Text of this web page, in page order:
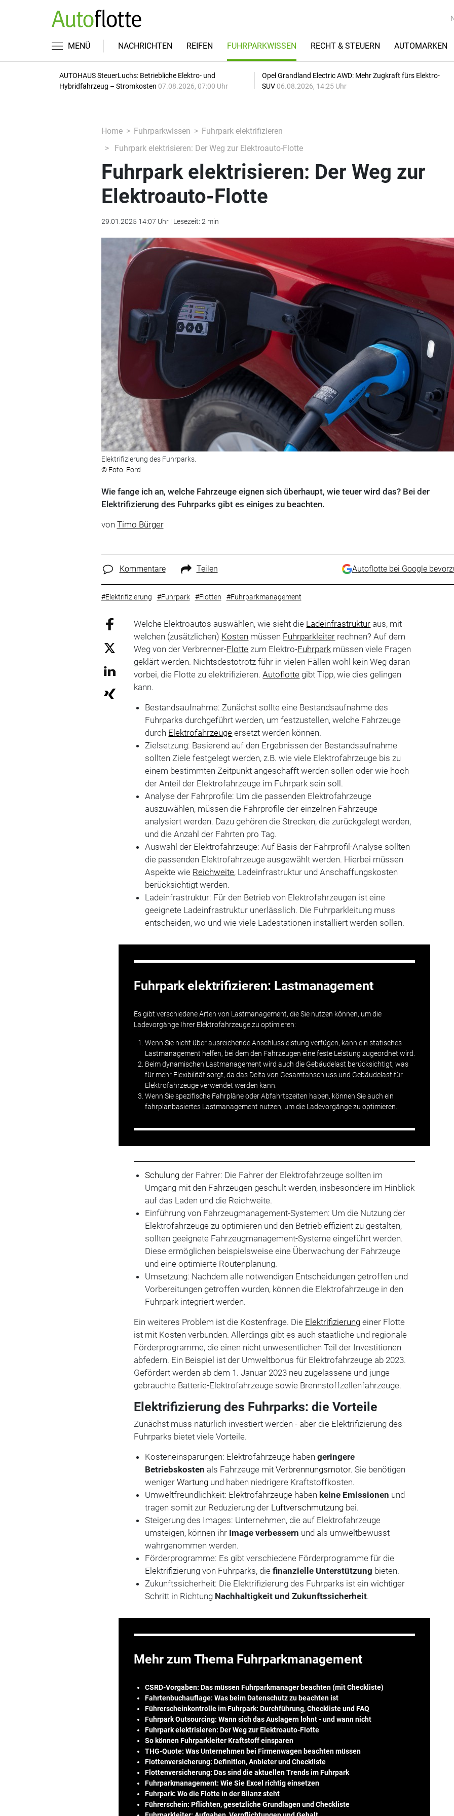
MENÜ NACHRICHTEN REIFEN FUHRPARKWISSEN RECHT & STEUERN AUTOMARKEN
AUTOHAUS SteuerLuchs: Betriebliche Elektro- und
Hybridfahrzeug – Stromkosten 07.08.2026, 07:00 Uhr
Opel Grandland Electric AWD: Mehr Zugkraft fürs Elektro-
SUV 06.08.2026, 14:25 Uhr
Home Fuhrparkwissen
Fuhrpark elektrifizieren
Fuhrpark elektrisieren: Der Weg zur Elektroauto-Flotte
Fuhrpark elektrisieren: Der Weg zur
Elektroauto-Flotte
29.01.2025 14:07 Uhr | Lesezeit: 2 min
Elektrifizierung des Fuhrparks.
© Foto: Ford
Wie fange ich an, welche Fahrzeuge eignen sich überhaupt, wie teuer wird das? Bei der
Elektrifizierung des Fuhrparks gibt es einiges zu beachten.
von Timo Bürger
Kommentare Teilen Autoflotte bei Google
#Elektrifizierung #Fuhrpark #Flotten #Fuhrparkmanagement
Welche Elektroautos auswählen, wie sieht die Ladeinfrastruktur aus, mit
welchen (zusätzlichen) Kosten müssen Fuhrparkleiter rechnen? Auf dem
Weg von der Verbrenner-Flotte zum Elektro-Fuhrpark müssen viele Fragen
geklärt werden. Nichtsdestotrotz führ in vielen Fällen wohl kein Weg daran
vorbei, die Flotte zu elektrifizieren.Autoflotte gibt Tipp, wie dies gelingen
kann.
Bestandsaufnahme: Zunächst sollte eine Bestandsaufnahme des
Fuhrparks durchgeführt werden, um festzustellen, welche Fahrzeuge
durch Elektrofahrzeuge ersetzt werden können.
Zielsetzung: Basierend auf den Ergebnissen der Bestandsaufnahme
sollten Ziele festgelegt werden, z.B. wie viele Elektrofahrzeuge bis zu
einem bestimmten Zeitpunkt angeschafft werden sollen oder wie hoch
der Anteil der Elektrofahrzeuge im Fuhrpark sein soll.
Analyse der Fahrprofile: Um die passenden Elektrofahrzeuge
auszuwählen, müssen die Fahrprofile der einzelnen Fahrzeuge
analysiert werden. Dazu gehören die Strecken, die zurückgelegt werden,
und die Anzahl der Fahrten pro Tag.
Auswahl der Elektrofahrzeuge: Auf Basis der Fahrprofil-Analyse sollten
die passenden Elektrofahrzeuge ausgewählt werden. Hierbei müssen
Aspekte wie Reichweite, Ladeinfrastruktur und Anschaffungskosten
berücksichtigt werden.
Ladeinfrastruktur: Für den Betrieb von Elektrofahrzeugen ist eine
geeignete Ladeinfrastruktur unerlässlich. Die Fuhrparkleitung muss
entscheiden, wo und wie viele Ladestationen installiert werden sollen.
Fuhrpark elektrifizieren: Lastmanagement
Es gibt verschiedene Arten von Lastmanagement, die Sie nutzen können, um die
Ladevorgänge Ihrer Elektrofahrzeuge zu optimieren:
Wenn Sie nicht über ausreichende Anschlussleistung verfügen, kann ein statisches
Lastmanagement helfen, bei dem den Fahrzeugen eine feste Leistung zugeordnet wird.
Beim dynamischen Lastmanagement wird auch die Gebäudelast berücksichtigt, was
für mehr Flexibilität sorgt, da das Delta von Gesamtanschluss und Gebäudelast für
Elektrofahrzeuge verwendet werden kann.
Wenn Sie spezifische Fahrpläne oder Abfahrtszeiten haben, können Sie auch ein
fahrplanbasiertes Lastmanagement nutzen, um die Ladevorgänge zu optimieren.
Schulung der Fahrer: Die Fahrer der Elektrofahrzeuge sollten im
Umgang mit den Fahrzeugen geschult werden, insbesondere im Hinblick
auf das Laden und die Reichweite.
Einführung von Fahrzeugmanagement-Systemen: Um die Nutzung der
Elektrofahrzeuge zu optimieren und den Betrieb effizient zu gestalten,
sollten geeignete Fahrzeugmanagement-Systeme eingeführt werden.
Diese ermöglichen beispielsweise eine Überwachung der Fahrzeuge
und eine optimierte Routenplanung.
Umsetzung: Nachdem alle notwendigen Entscheidungen getroffen und
Vorbereitungen getroffen wurden, können die Elektrofahrzeuge in den
Fuhrpark integriert werden.
Ein weiteres Problem ist die Kostenfrage. Die Elektrifizierung einer Flotte
ist mit Kosten verbunden. Allerdings gibt es auch staatliche und regionale
Förderprogramme, die einen nicht unwesentlichen Teil der Investitionen
abfedern. Ein Beispiel ist der Umweltbonus für Elektrofahrzeuge ab 2023.
Gefördert werden ab dem 1. Januar 2023 neu zugelassene und junge
gebrauchte Batterie-Elektrofahrzeuge sowie Brennstoffzellenfahrzeuge.
Elektrifizierung des Fuhrparks: die Vorteile
Zunächst muss natürlich investiert werden - aber die Elektrifizierung des
Fuhrparks bietet viele Vorteile.
Kosteneinsparungen: Elektrofahrzeuge habengeringere
Betriebskosten als Fahrzeuge mitVerbrennungsmotor. Sie benötigen
wenigerWartung und haben niedrigere Kraftstoffkosten.
Umweltfreundlichkeit: Elektrofahrzeuge haben keine Emissionen und
tragen somit zur Reduzierung der Luftverschmutzung bei.
Steigerung des Images: Unternehmen, die auf Elektrofahrzeuge
umsteigen, können ihr Image verbessern und als umweltbewusst
wahrgenommen werden.
Förderprogramme: Es gibt verschiedene Förderprogramme für die
Elektrifizierung von Fuhrparks, diefinanzielle Unterstützung bieten.
Zukunftssicherheit: Die Elektrifizierung des Fuhrparks ist ein wichtiger
Schritt in Richtung Nachhaltigkeit und Zukunftssicherheit.
Mehr zum Thema Fuhrparkmanagement
CSRD-Vorgaben: Das müssen Fuhrparkmanager beachten (mit Checkliste)
Fahrtenbuchauflage: Was beim Datenschutz zu beachten ist
Führerscheinkontrolle im Fuhrpark: Durchführung, Checkliste und FAQ
Fuhrpark Outsourcing: Wann sich das Auslagern lohnt - und wann nicht
Fuhrpark elektrisieren: Der Weg zur Elektroauto-Flotte
So können Fuhrparkleiter Kraftstoff einsparen
THG-Quote: Was Unternehmen bei Firmenwagen beachten müssen
Flottenversicherung: Definition, Anbieter und Checkliste
Flottenversicherung: Das sind die aktuellen Trends im Fuhrpark
Fuhrparkmanagement: Wie Sie Excel richtig einsetzen
Fuhrpark: Wo die Flotte in der Bilanz steht
Führerschein: Pflichten, gesetzliche Grundlagen und Checkliste